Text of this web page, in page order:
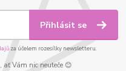
Přihlásit se
za účelem rozesílky newsletteru.
ať Vám nic neuteče 😊